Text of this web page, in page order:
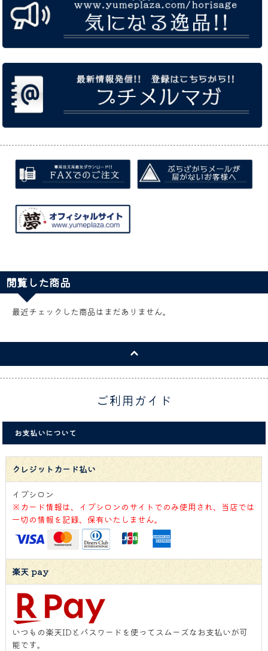
閲覧した商品
最近チェックした商品はまだありません。
ご利用ガイド
お支払いについて
クレジットカード払い
イプシロン
※カード情報は、イプシロンのサイトでのみ使用され、当店では
一切の情報を記録、保有いたしません。
楽天 pay
いつもの楽天IDとパスワードを使ってスムーズなお支払いが可
能です。